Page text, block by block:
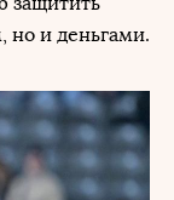
но и деньгами.